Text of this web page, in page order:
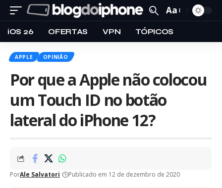
Aa
iOS 26 OFERTAS VPN TÓPICOS
APPLE OPINIÃO
Por que a Apple não colocou
um Touch ID no botão
lateral do iPhone 12?
PorAle Salvatori Publicado em 12 de dezembro de 2020